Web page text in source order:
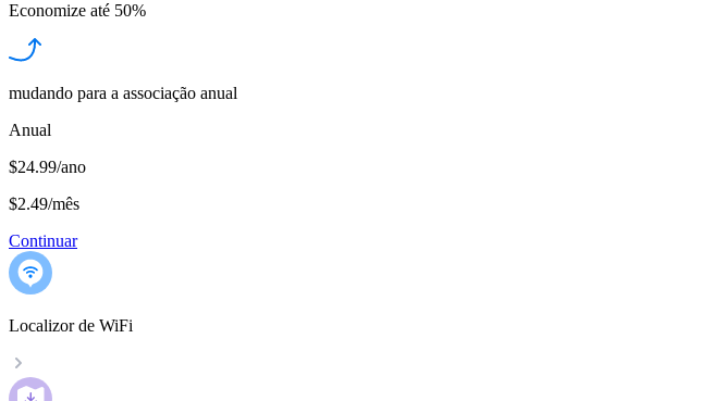
Economize até 50%
mudando para a associação anual
Anual
$24.99/ano
$2.49/mês
Continuar
Localizor de WiFi